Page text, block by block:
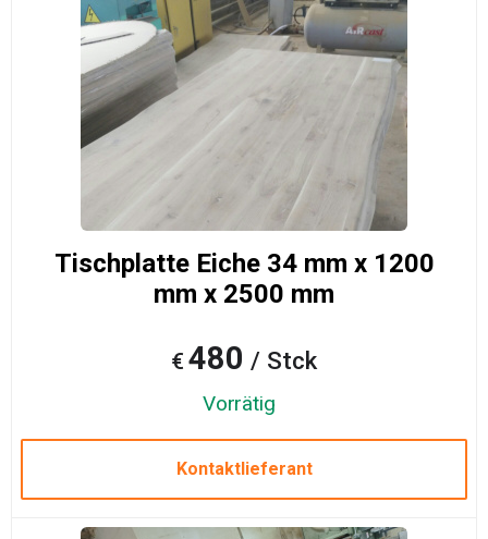
Tischplatte Eiche 34 mm x 1200
mm x 2500 mm
€ 480 / Stck
Vorrätig
Kontaktlieferant